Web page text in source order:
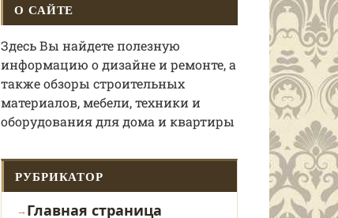
О САЙТЕ
Здесь Вы найдете полезную
информацию о дизайне и ремонте, а
также обзоры строительных
материалов, мебели, техники и
оборудования для дома и квартиры
РУБРИКАТОР
Главная страница